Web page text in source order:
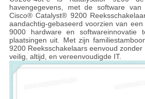
havengegevens, met de software van
Cisco® Catalyst® 9200
aandachtig-gebaseerd voorzien van
9000 hardware en softwareinnovatie
plaatsingen uit. Met zijn
9200 Reeksschakelaars eenvoud
veilig, altijd, en vereenvoudigde IT.